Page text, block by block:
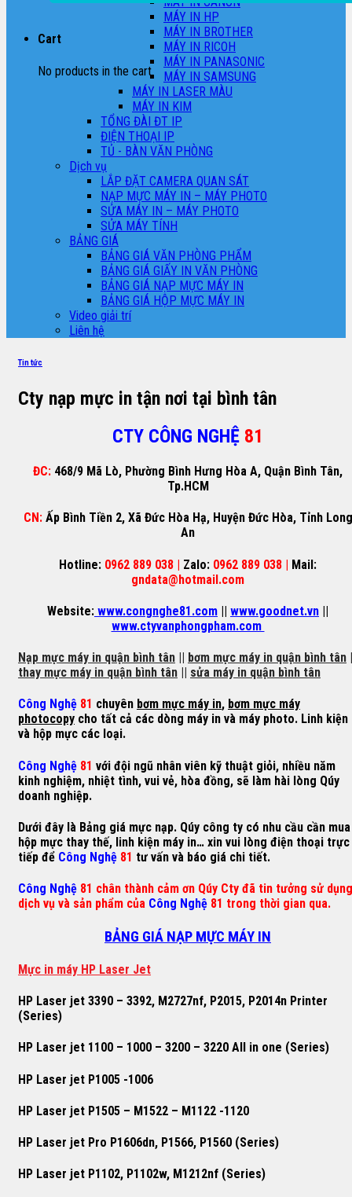
Cart
No products in the cart.
MÁY IN HP
MÁY IN BROTHER
MÁY IN RICOH
MÁY IN PANASONIC
MÁY IN SAMSUNG
MÁY IN LASER MÀU
MÁY IN KIM
TỔNG ĐÀI ĐT IP
ĐIỆN THOẠI IP
TỦ - BÀN VĂN PHÒNG
Dịch vụ
LẮP ĐẶT CAMERA QUAN SÁT
NẠP MỰC MÁY IN – MÁY PHOTO
SỬA MÁY IN – MÁY PHOTO
SỬA MÁY TÍNH
BẢNG GIÁ
BẢNG GIÁ VĂN PHÒNG PHẨM
BẢNG GIÁ GIẤY IN VĂN PHÒNG
BẢNG GIÁ NẠP MỰC MÁY IN
BẢNG GIÁ HỘP MỰC MÁY IN
Video giải trí
Liên hệ
Tin tức
Cty nạp mực in tận nơi tại bình tân
CTY CÔNG NGHỆ 81
ĐC: 468/9 Mã Lò, Phường Bình Hưng Hòa A, Quận Bình Tân,
Tp.HCM
CN: Ấp Bình Tiền 2, Xã Đức Hòa Hạ, Huyện Đức Hòa, Tỉnh Long
An
Hotline: 0962 889 038 | Zalo: 0962 889 038 | Mail:
gndata@hotmail.com
Website: www.congnghe81.com || www.goodnet.vn ||
www.ctyvanphongpham.com
Nạp mực máy in quận bình tân bơm mực máy in quận bình tân
thay mực máy in quận bình tân
sửa máy in quận bình tân
Công Nghệ 81 chuyên bơm mực máy in, bơm mực máy
photocopy cho tất cả các dòng máy in và máy photo. Linh kiện
và hộp mực các loại.
Công Nghệ 81 với đội ngũ nhân viên kỹ thuật giỏi, nhiều năm
kinh nghiệm, nhiệt tình, vui vẻ, hòa đồng, sẽ làm hài lòng Qúy
doanh nghiệp.
Dưới đây là Bảng giá mực nạp. Qúy công ty có nhu cầu cần mua
hộp mực thay thế, linh kiện máy in… xin vui lòng điện thoại trực
tiếp để Công Nghệ 81 tư vấn và báo giá chi tiết.
Công Nghệ 81 chân thành cảm ơn Qúy Cty đã tin tưởng sử dụng
dịch vụ và sản phẩm của Công Nghệ 81 trong thời gian qua.
BẢNG GIÁ NẠP MỰC MÁY IN
Mực in máy HP Laser Jet
HP Laser jet 3390 – 3392, M2727nf, P2015, P2014n Printer
(Series)
HP Laser jet 1100 – 1000 – 3200 – 3220 All in one (Series)
HP Laser jet P1005 -1006
HP Laser jet P1505 – M1522 – M1122 -1120
HP Laser jet Pro P1606dn, P1566, P1560 (Series)
HP Laser jet P1102, P1102w, M1212nf (Series)